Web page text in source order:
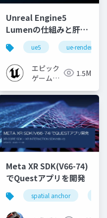
ue-beginner
Unreal Engine5
Lumenの仕組みと肝心
なところ
ue5 ue-rendering
エピック
ゲームズ
1.5M
ue-rendering
Meta XR SDK(V66-74)
でQuestアプリを開発
spatial anchor